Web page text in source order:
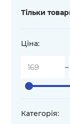
Тільки
Ціна:
-
Категорiя: